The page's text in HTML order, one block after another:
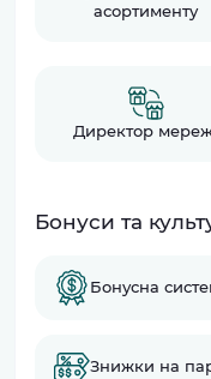
асортименту
Директор
Бонуси та
Бонусна
Знижки на